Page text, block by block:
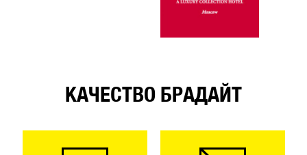
КАЧЕСТВО БРАДАЙТ